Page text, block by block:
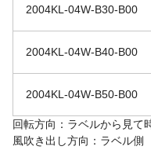
2004KL-04W-B30-B00
2004KL-04W-B40-B00
2004KL-04W-B50-B00
回転方向：ラベルから見て
風吹き出し方向：ラベル側